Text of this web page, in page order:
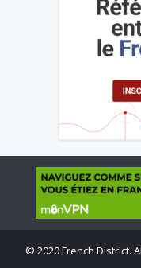
© 2020 French District.